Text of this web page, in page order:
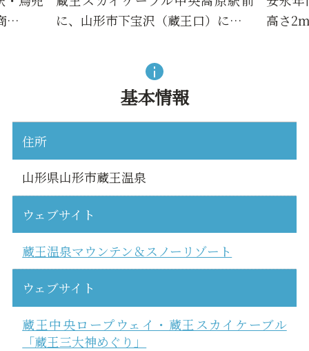
…
に、山形市下宝沢（蔵王口）に…
高さ
基本情報
住所
山形県山形市蔵王温泉
ウェブサイト
蔵王温泉マウンテン＆スノーリゾート
ウェブサイト
蔵王中央ロープウェイ・蔵王スカイケーブル
「蔵王三大神めぐり」